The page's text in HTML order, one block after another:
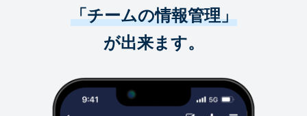
「チームの情報管理」
が出来ます。